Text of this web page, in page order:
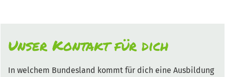
Unser Kontakt für dich
In welchem Bundesland kommt für dich eine Ausbildung